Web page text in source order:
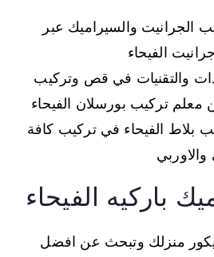
الجرانيت والسيراميك عبر
الفيحاء
والتقنيات في قص وتركيب
معلم تركيب بورسلان الفيحاء
بلاط الفيحاء في تركيب كافة
والاوربي
باركيه الفيحاء
منزلك وتبحث عن افضل